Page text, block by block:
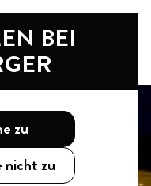
BEI
zu
nicht zu